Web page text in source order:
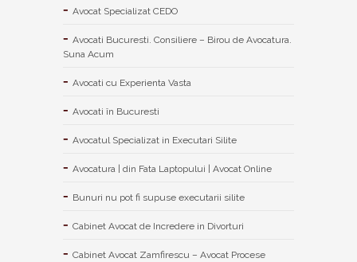
Avocat Specializat CEDO
Avocati Bucuresti. Consiliere – Birou de Avocatura.
Suna Acum
Avocati cu Experienta Vasta
Avocati în Bucuresti
Avocatul Specializat in Executari Silite
Avocatura | din Fata Laptopului | Avocat Online
Bunuri nu pot fi supuse executarii silite
Cabinet Avocat de Incredere in Divorturi
Cabinet Avocat Zamfirescu – Avocat Procese